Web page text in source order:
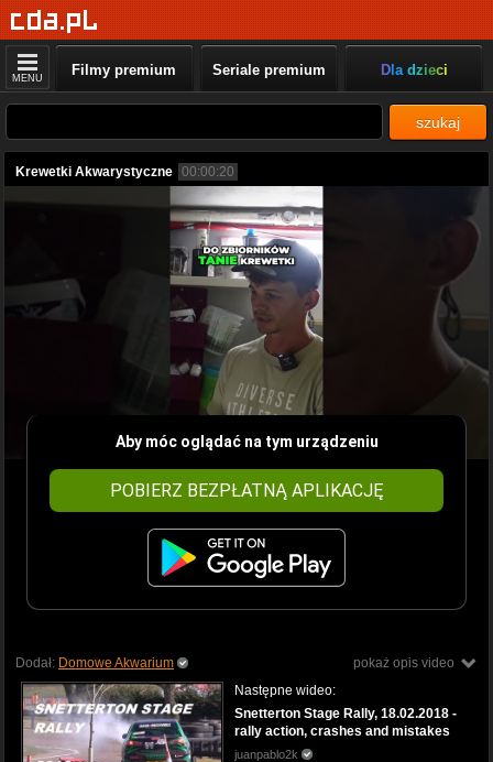
MENU Filmy premium Seriale premium Dla dzieci
szukaj
Krewetki Akwarystyczne 00:00:20
Aby móc oglądać na tym urządzeniu
POBIERZ BEZPŁATNĄ APLIKACJĘ
pokaż opis video
Dodał: Domowe Akwarium
Następne wideo:
Snetterton Stage Rally, 18.02.2018 -
rally action, crashes and mistakes
juanpablo2k